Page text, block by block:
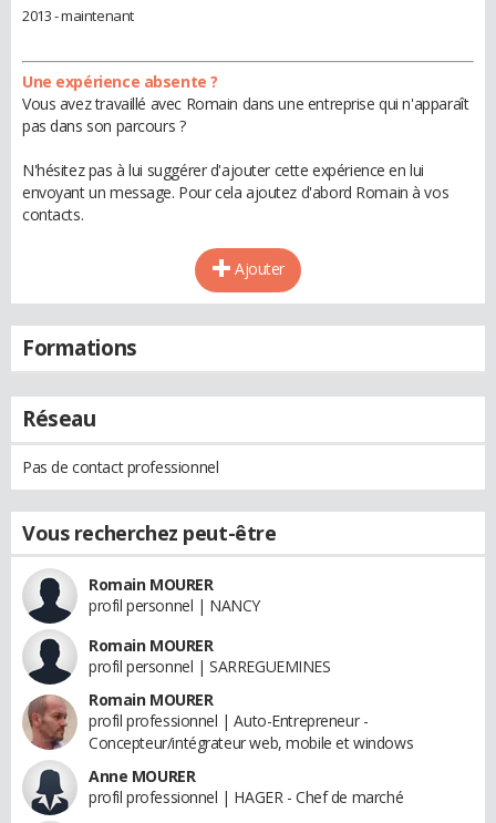
2013 - maintenant
Une expérience absente ?
Vous avez travaillé avec Romain dans une entreprise qui n'apparaît
pas dans son parcours ?
N'hésitez pas à lui suggérer d'ajouter cette expérience en lui
envoyant un message. Pour cela ajoutez d'abord Romain à vos
contacts.
Ajouter
Formations
Réseau
Pas de contact professionnel
Vous recherchez peut-être
Romain MOURER
profil personnel | NANCY
Romain MOURER
profil personnel | SARREGUEMINES
Romain MOURER
profil professionnel | Auto-Entrepreneur -
Concepteur/intégrateur web, mobile et windows
Anne MOURER
profil professionnel | HAGER - Chef de marché